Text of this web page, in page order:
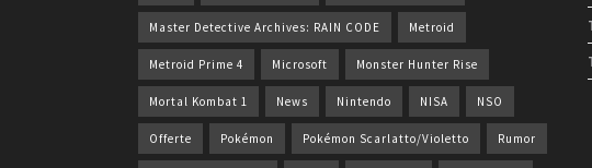
Master Detective Archives: RAIN CODE Metroid
Metroid Prime 4 Microsoft Monster Hunter Rise
Mortal Kombat 1 News Nintendo NISA NSO
Offerte Pokémon Pokémon Scarlatto/Violetto Rumor